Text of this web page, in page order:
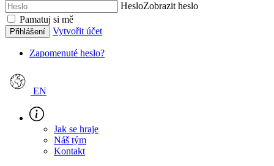
HesloZobrazit heslo
Pamatuj si mě
Přihlášení Vytvořit účet
Zapomenuté heslo?
EN
Jak se hraje
Náš tým
Kontakt